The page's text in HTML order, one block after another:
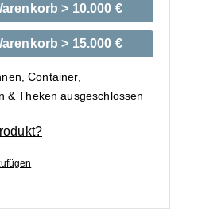
> 10.000 €
> 15.000 €
Container,
& Theken ausgeschlossen